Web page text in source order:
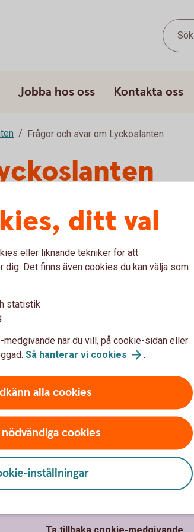
Sök
Jobba hos oss Kontakta oss
Frågor och svar om Lyckoslanten
ditt val
eller liknande tekniker för att
Det finns även cookies du kan välja som
statistik
när du vill, på cookie-sidan eller
Så hanterar vi cookies .
alla cookies
nödvändiga cookies
inställningar
Säkerhet och